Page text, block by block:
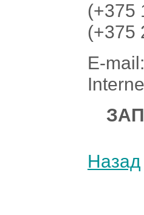
(+375
(+375
E-
Назад